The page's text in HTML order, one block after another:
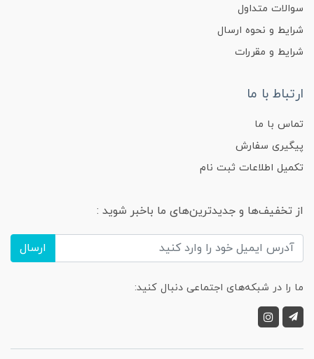
سوالات متداول
شرایط و نحوه ارسال
شرایط و مقررات
ارتباط با ما
تماس با ما
پیگیری سفارش
تکمیل اطلاعات ثبت نام
از تخفیف‌ها و جدیدترین‌های ما باخبر شوید :
ارسال
ما را در شبکه‌های اجتماعی دنبال کنید: